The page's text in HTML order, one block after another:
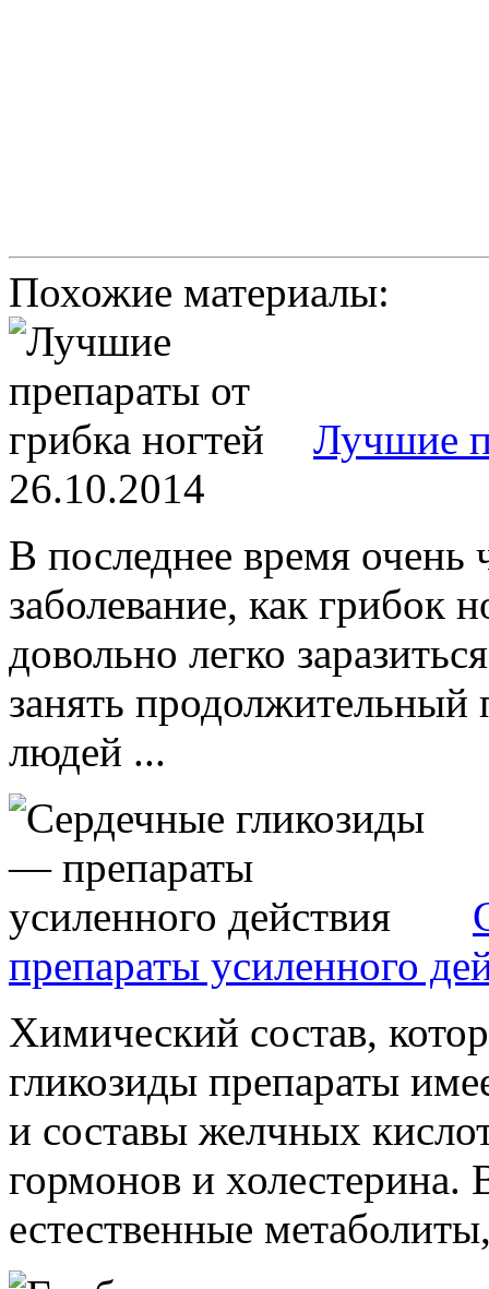
Похожие материалы:
Лучшие
26.10.2014
В последнее время очень
заболевание, как грибок
довольно легко
занять
людей ...
препараты усиленного
Химический состав,
гликозиды препараты
и составы желчных
гормонов и холестерина.
естественные